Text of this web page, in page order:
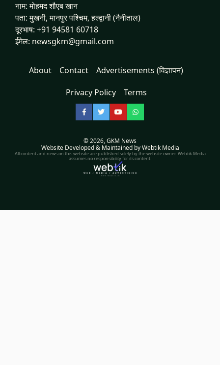
नाम: मोहमद शौएब खान
पता: मुखनी, मानपुर पश्चिम, हल्द्वानी (नैनीताल)
दूरभाष: +91 94581 60718
ईमेल: newsgkm@gmail.com
About Contact Advertisements (विज्ञापन)
Privacy Policy Terms
Facebook
TwitterYouTubeWhatsApp
© 2026,GKM News
Website Developed & Maintained by Webtik Media
All content and news on this website are published solely by the website owner. Webtik Media
assumes no responsibility for its content.